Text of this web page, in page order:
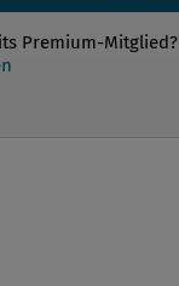
Premium-Mitglied?